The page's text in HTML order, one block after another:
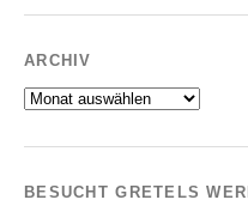
ARCHIV
Archiv
BESUCHT GRETELS